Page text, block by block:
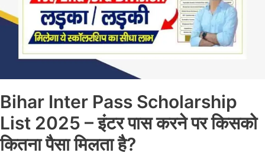
Bihar Inter Pass Scholarship
List 2025 – इंटर पास करने पर किसको
कितना पैसा मिलता है?